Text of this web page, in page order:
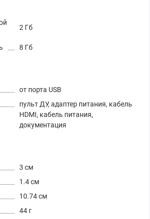
2 Гб
8 Гб
от порта USB
пульт ДУ, адаптер питания, кабель
HDMI, кабель питания,
документация
3 см
1.4 см
10.74 см
44 г